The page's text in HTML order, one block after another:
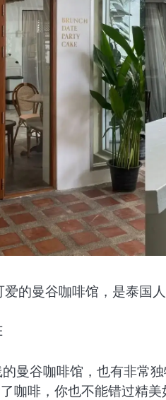
的曼谷咖啡馆，是泰国
曼谷咖啡馆，也有非常
咖啡，你也不能错过精美